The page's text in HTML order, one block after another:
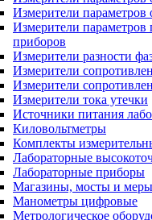
Измерители параметров
Измерители
приборов
Измерители разности
Измерители
Измерители
Измерители тока утечки
Источники питания
Киловольтметры
Комплекты
Лабораторные
Лабораторные приборы
Магазины, мосты и
Манометры цифровые
Метрологическое